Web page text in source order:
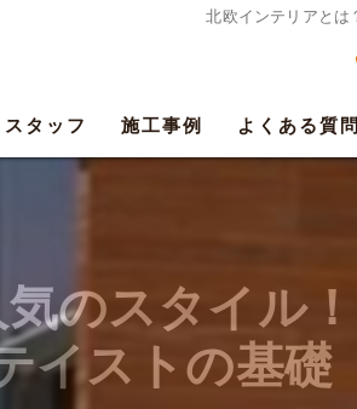
北欧インテリアと
スタッフ 施工事例 よくある質
のスタイル
イストの基礎